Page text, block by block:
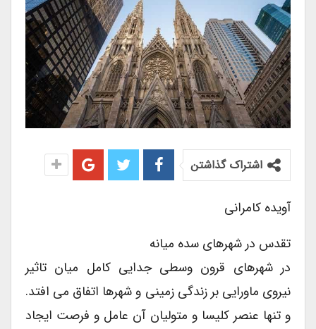
اشتراک گذاشتن
آویده کامرانی
تقدس در شهرهای سده میانه
در شهرهای قرون وسطی جدایی کامل میان تاثیر
نیروی ماورایی بر زندگی زمینی و شهرها اتفاق می افتد.
و تنها عنصر کلیسا و متولیان آن عامل و فرصت ایجاد